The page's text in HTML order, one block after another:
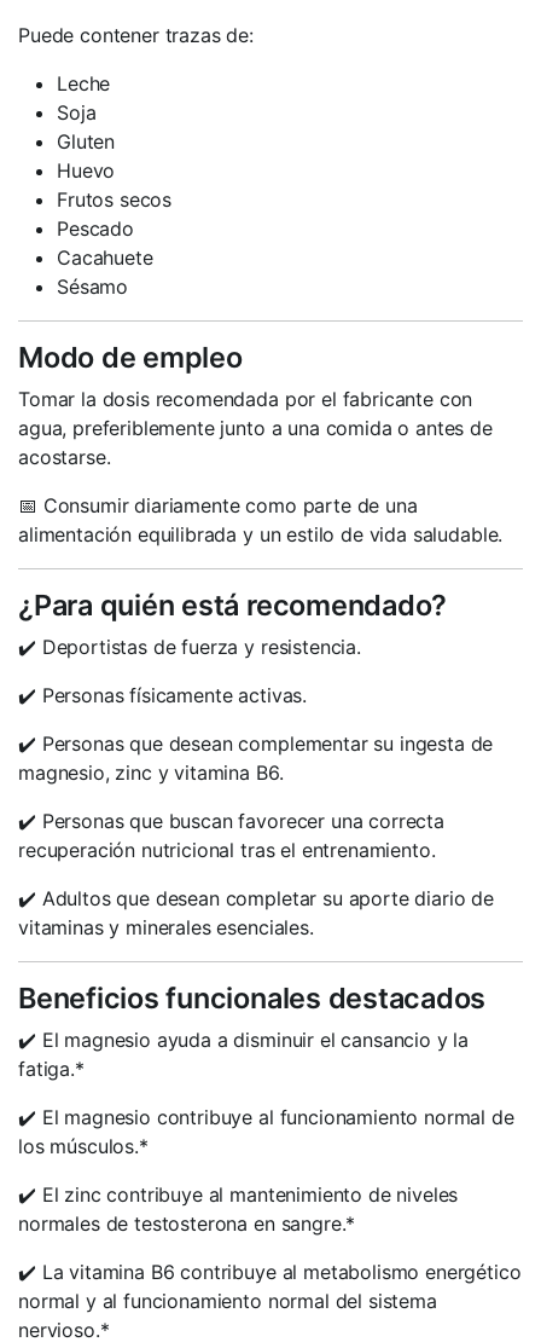
Puede contener trazas de:
Leche
Soja
Gluten
Huevo
Frutos secos
Pescado
Cacahuete
Sésamo
Modo de empleo
Tomar la dosis recomendada por el fabricante con
agua, preferiblemente junto a una comida o antes de
acostarse.
📅 Consumir diariamente como parte de una
alimentación equilibrada y un estilo de vida saludable.
¿Para quién está recomendado?
✔️ Deportistas de fuerza y resistencia.
✔️ Personas físicamente activas.
✔️ Personas que desean complementar su ingesta de
magnesio, zinc y vitamina B6.
✔️ Personas que buscan favorecer una correcta
recuperación nutricional tras el entrenamiento.
✔️ Adultos que desean completar su aporte diario de
vitaminas y minerales esenciales.
Beneficios funcionales destacados
✔️ El magnesio ayuda a disminuir el cansancio y la
fatiga.*
✔️ El magnesio contribuye al funcionamiento normal de
los músculos.*
✔️ El zinc contribuye al mantenimiento de niveles
normales de testosterona en sangre.*
✔️ La vitamina B6 contribuye al metabolismo energético
normal y al funcionamiento normal del sistema
nervioso.*